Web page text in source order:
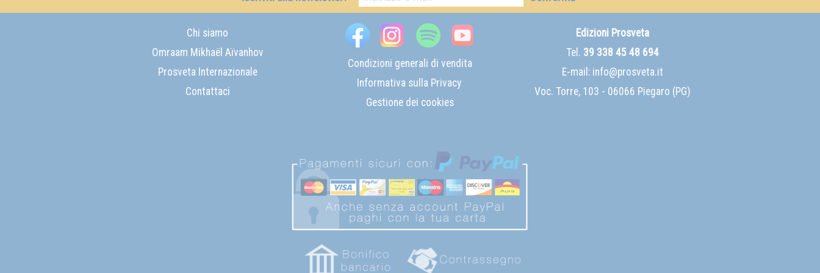
Chi siamo
Omraam Mikhaël Aïvanhov
Prosveta Internazionale
Contattaci
Condizioni generali di vendita
Informativa sulla Privacy
Gestione dei cookies
Edizioni Prosveta
Tel. 39 338 45 48 694
E-mail: info@prosveta.it
Voc. Torre, 103 - 06066 Piegaro (PG)